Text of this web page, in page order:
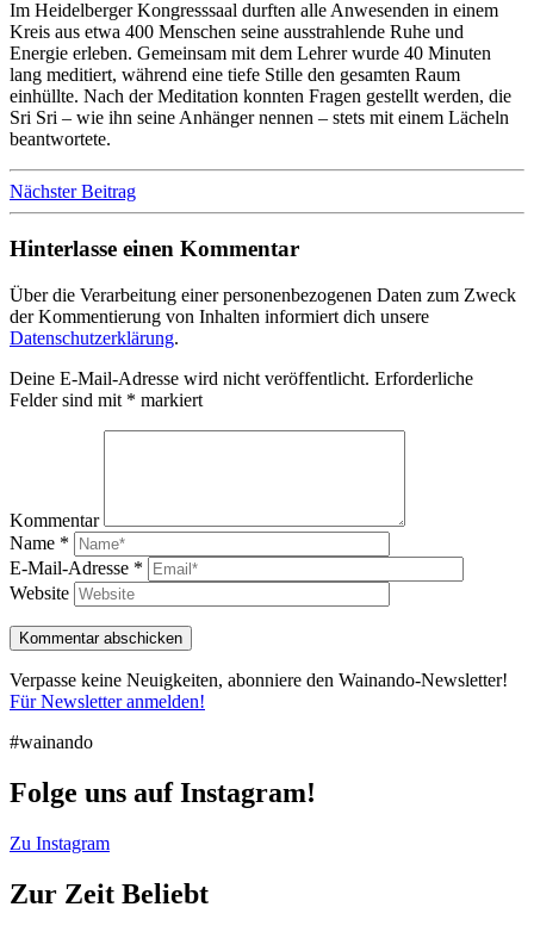
Im Heidelberger Kongresssaal durften alle Anwesenden in einem
Kreis aus etwa 400 Menschen seine ausstrahlende Ruhe und
Energie erleben. Gemeinsam mit dem Lehrer wurde 40 Minuten
lang meditiert, während eine tiefe Stille den gesamten Raum
einhüllte. Nach der Meditation konnten Fragen gestellt werden, die
Sri Sri – wie ihn seine Anhänger nennen – stets mit einem Lächeln
beantwortete.
Nächster Beitrag
Hinterlasse einen Kommentar
Über die Verarbeitung einer personenbezogenen Daten zum Zweck
der Kommentierung von Inhalten informiert dich unsere
Datenschutzerklärung.
Deine E-Mail-Adresse wird nicht veröffentlicht. Erforderliche
Felder sind mit * markiert
Kommentar
Name *
E-Mail-Adresse *
Website
Verpasse keine Neuigkeiten, abonniere den Wainando-Newsletter!
Für Newsletter anmelden!
#wainando
Folge uns auf Instagram!
Zu Instagram
Zur Zeit Beliebt